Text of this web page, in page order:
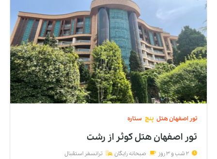
تور اصفهانهتل پنج ستاره
تور اصفهان هتل کوثر از رشت
2 شب و 3 روز صبحانه رایگان ترانسفر استقبال